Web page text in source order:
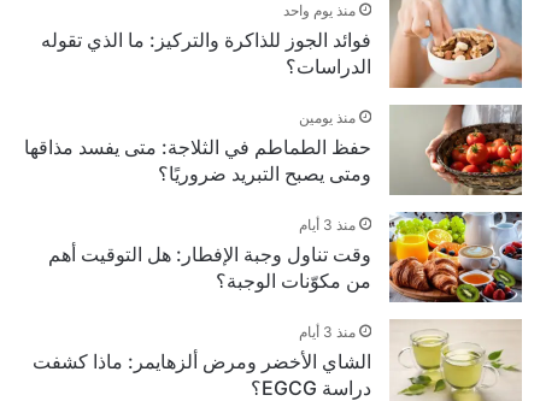
منذ يوم واحد
فوائد الجوز للذاكرة والتركيز: ما الذي تقوله
الدراسات؟
منذ يومين
حفظ الطماطم في الثلاجة: متى يفسد مذاقها
ومتى يصبح التبريد ضروريًا؟
منذ 3 أيام
وقت تناول وجبة الإفطار: هل التوقيت أهم
من مكوّنات الوجبة؟
منذ 3 أيام
الشاي الأخضر ومرض ألزهايمر: ماذا كشفت
دراسة EGCG؟